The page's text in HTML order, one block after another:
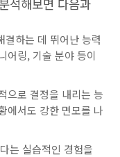
석해보면 다음과
하는 데 뛰어난 능력
어링, 기술 분야 등이
으로 결정을 내리는 능
에서도 강한 면모를 나
는 실습적인 경험을